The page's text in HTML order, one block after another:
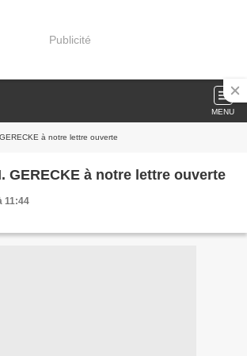
Publicité
MENU
à notre lettre ouverte
GERECKE à notre lettre ouverte
11:44